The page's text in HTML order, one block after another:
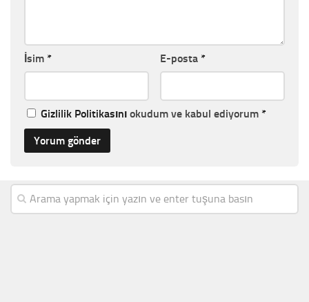
İsim * E-posta *
Gizlilik Politikasını okudum ve kabul ediyorum *